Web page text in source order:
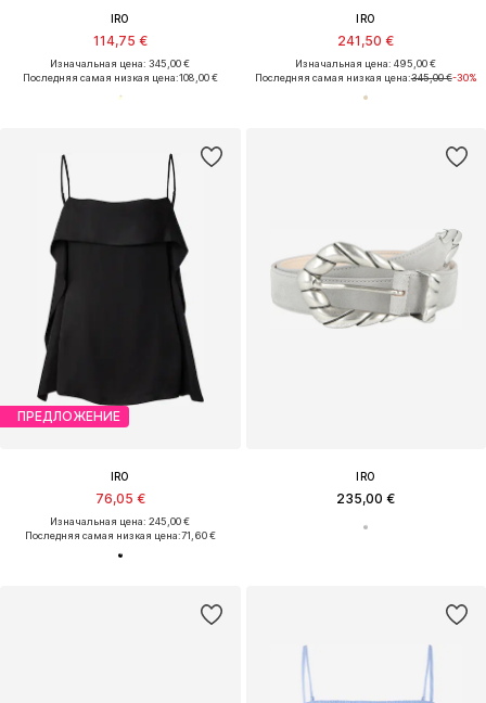
IRO
114,75 €
Изначальная цена: 345,00 €
Последняя самая низкая цена:108,00 €
IRO
241,50 €
Изначальная цена: 495,00 €
Последняя самая низкая цена:345,00 €-30%
ПРЕДЛОЖЕНИЕ
IRO
76,05 €
Изначальная цена: 245,00 €
Последняя самая низкая цена:71,60 €
IRO
235,00 €